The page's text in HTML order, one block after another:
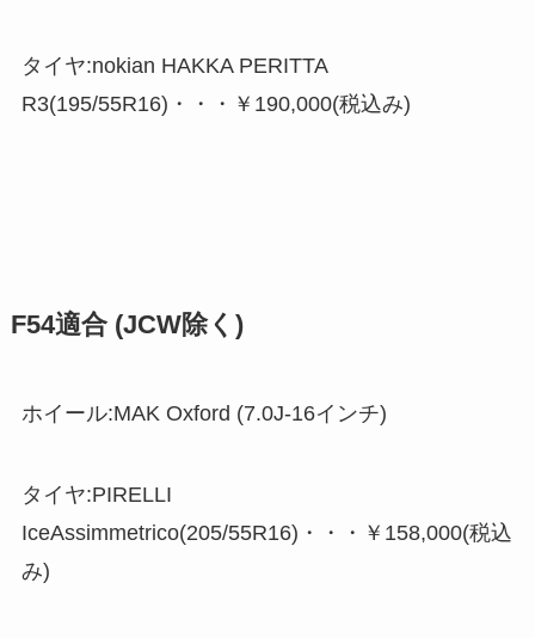
タイヤ:nokian HAKKA PERITTA
R3(195/55R16)・・・￥190,000(税込み)
F54適合 (JCW除く)
ホイール:MAK Oxford (7.0J-16インチ)
タイヤ:PIRELLI
IceAssimmetrico(205/55R16)・・・￥158,000(税込
み)